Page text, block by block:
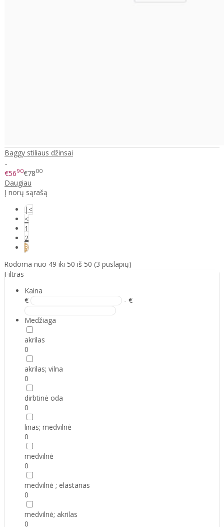
Baggy stiliaus džinsai
..
€5690€7800
Daugiau
Į norų sąrašą
|<
<
1
2
3
Rodoma nuo 49 iki 50 iš 50 (3 puslapių)
Filtras
Kaina
€
- €
Medžiaga
akrilas
0
akrilas; vilna
0
dirbtinė oda
0
linas; medvilnė
0
medvilnė
0
medvilnė ; elastanas
0
medvilnė; akrilas
0